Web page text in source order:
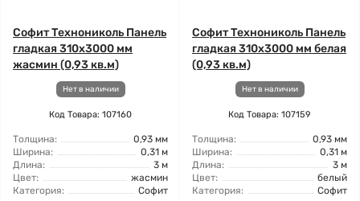
Софит Технониколь Панель
гладкая 310х3000 мм
жасмин (0,93 кв.м)
Нет в наличии
Код Товара: 107160
Толщина:
0,93 мм
Ширина:
0,31 м
Длина:
3 м
Цвет:
жасмин
Категория:
Софит
Софит Технониколь Панель
гладкая 310х3000 мм белая
(0,93 кв.м)
Нет в наличии
Код Товара: 107159
Толщина:
0,93 мм
Ширина:
0,31 м
Длина:
3 м
Цвет:
белый
Категория:
Софит